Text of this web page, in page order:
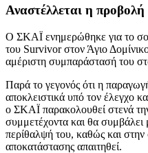
Αναστέλλεται η
Ο ΣΚΑΪ ενημερώθηκε για το
του Survivor στον Άγιο
αμέριστη συμπαράστασή του
Παρά το γεγονός ότι η
αποκλειστικά υπό τον έλεγχο
ο ΣΚΑΪ παρακολουθεί στενά
συμμετέχοντα και θα
περίθαλψή του, καθώς και στην
αποκατάστασης απαιτηθεί.